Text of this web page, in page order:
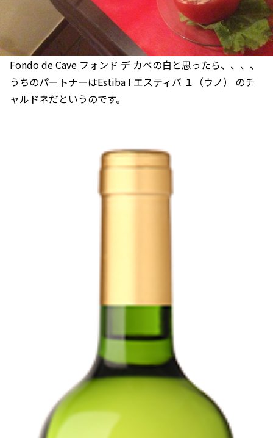
Fondo de Cave フォンド デ カベの白と思ったら、、、、
うちのパートナーはEstiba I エスティバ １（ウノ） のチ
ャルドネだというのです。